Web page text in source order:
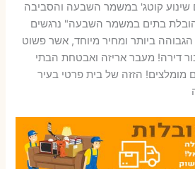
שינוע קוטג' במשמר השבעה והסביבה
בתים במשמר השבעה" נרגשים
ביותר ומחיר מיוחד, אשר פשוט
דירה! מעבר אריזה ואבטחת הבתי
מומלצים! הזזה של בית פרטי בעיר